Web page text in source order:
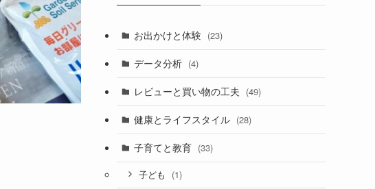
お出かけと体験 (23)
データ分析 (4)
レビューと買い物の工夫 (49)
健康とライフスタイル (28)
子育てと教育 (33)
子ども (1)